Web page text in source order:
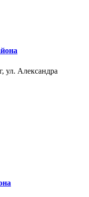
ул. Александра